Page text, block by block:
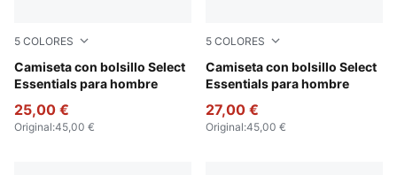
5 COLORES
Camiseta con bolsillo Select
Essentials para hombre
Puma Black
25,00 €
Original:45,00 €
5 COLORES
Camiseta con bolsillo Select
Essentials para hombre
Light Gray Heather
27,00 €
Original:45,00 €